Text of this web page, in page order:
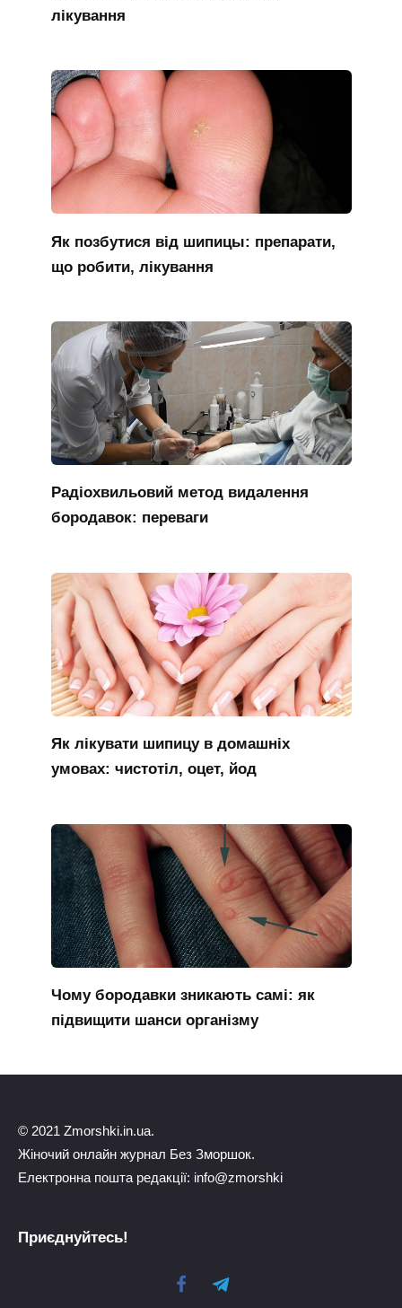
лікування
Як позбутися від шипицы: препарати,
що робити, лікування
Радіохвильовий метод видалення
бородавок: переваги
Як лікувати шипицу в домашніх
умовах: чистотіл, оцет, йод
Чому бородавки зникають самі: як
підвищити шанси організму
© 2021 Zmorshki.in.ua.
Жіночий онлайн журнал Без Зморшок.
Електронна пошта редакції: info@zmorshki
Приєднуйтесь!